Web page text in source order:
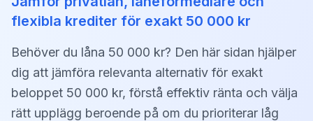
flexibla krediter för exakt 50 000 kr
Behöver du låna 50 000 kr? Den här sidan hjälper
dig att jämföra relevanta alternativ för exakt
beloppet 50 000 kr, förstå effektiv ränta och välja
rätt upplägg beroende på om du prioriterar låg